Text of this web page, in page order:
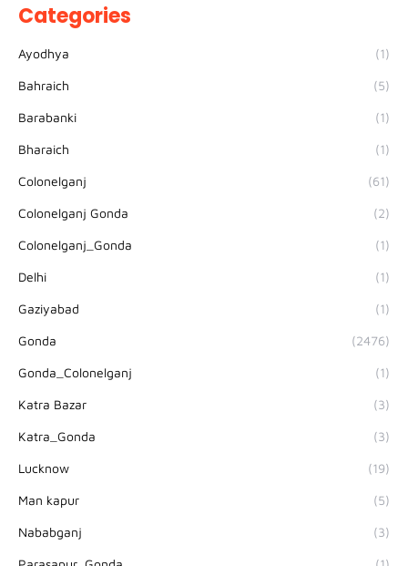
Categories
Ayodhya (1)
Bahraich (5)
Barabanki (1)
Bharaich (1)
Colonelganj (61)
Colonelganj Gonda (2)
Colonelganj_Gonda (1)
Delhi (1)
Gaziyabad (1)
Gonda (2476)
Gonda_Colonelganj (1)
Katra Bazar (3)
Katra_Gonda (3)
Lucknow (19)
Man kapur (5)
Nababganj (3)